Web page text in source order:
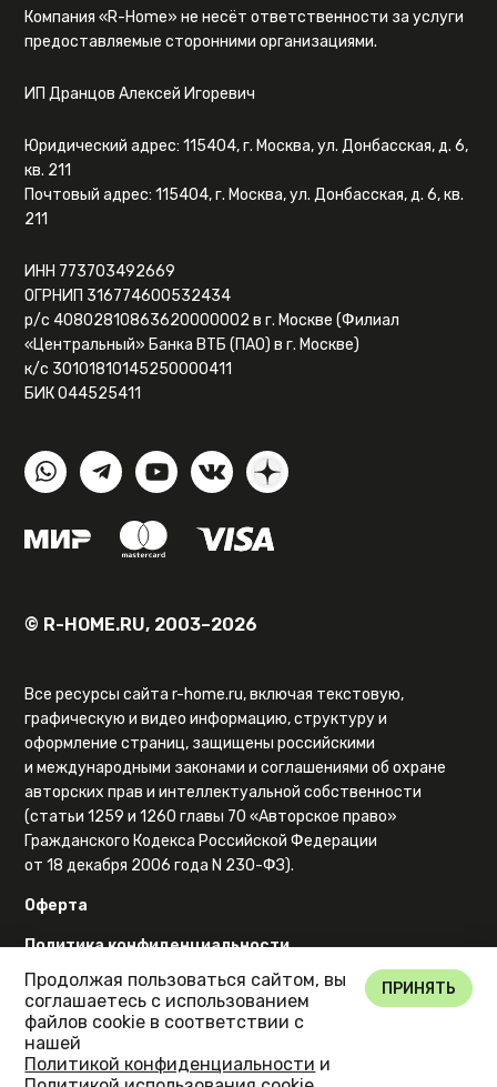
Компания «R-Home» не несёт ответственности за услуги
предоставляемые сторонними организациями.
ИП Дранцов Алексей Игоревич
Юридический адрес: 115404, г. Москва, ул. Донбасская, д. 6,
кв. 211
Почтовый адрес: 115404, г. Москва, ул. Донбасская, д. 6, кв.
211
ИНН 773703492669
ОГРНИП 316774600532434
р/с 40802810863620000002 в г. Москве (Филиал
«Центральный» Банка ВТБ (ПАО) в г. Москве)
к/с 30101810145250000411
БИК 044525411
© R-HOME.RU, 2003–2026
Все ресурсы сайта r-home.ru, включая текстовую,
графическую и видео информацию, структуру и
оформление страниц, защищены российскими
и международными законами и соглашениями об охране
авторских прав и интеллектуальной собственности
(статьи 1259 и 1260 главы 70 «Авторское право»
Гражданского Кодекса Российской Федерации
от 18 декабря 2006 года N 230-ФЗ).
Оферта
Политика конфиденциальности
Карта сайта
Продолжая пользоваться сайтом, вы
соглашаетесь с использованием
файлов cookie в соответствии с
нашей
Политикой конфиденциальности и
ПРИНЯТЬ